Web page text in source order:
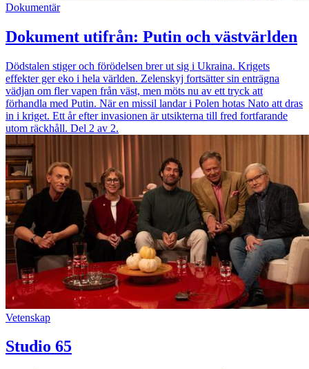
Dokumentär
Dokument utifrån: Putin och västvärlden
Dödstalen stiger och förödelsen brer ut sig i Ukraina. Krigets
effekter ger eko i hela världen. Zelenskyj fortsätter sin enträgna
vädjan om fler vapen från väst, men möts nu av ett tryck att
förhandla med Putin. När en missil landar i Polen hotas Nato att dras
in i kriget. Ett år efter invasionen är utsikterna till fred fortfarande
utom räckhåll. Del 2 av 2.
Vetenskap
Studio 65